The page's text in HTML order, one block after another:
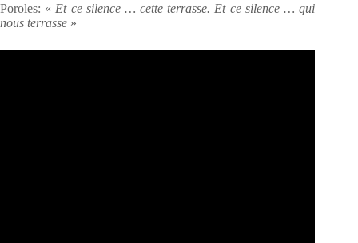
Poroles: « Et ce silence … cette terrasse. Et ce silence … qui
nous terrasse »